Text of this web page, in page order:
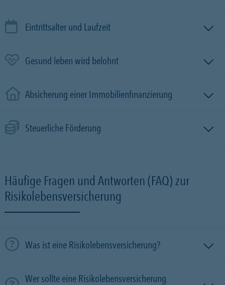
Eintrittsalter und Laufzeit
Gesund leben wird belohnt
Absicherung einer Immobilien­finanzierung
Steuerliche Förderung
Häufige Fragen und Antworten (FAQ) zur
Risikolebensversicherung
Was ist eine Risikolebensversicherung?
Wer sollte eine Risikolebensversicherung